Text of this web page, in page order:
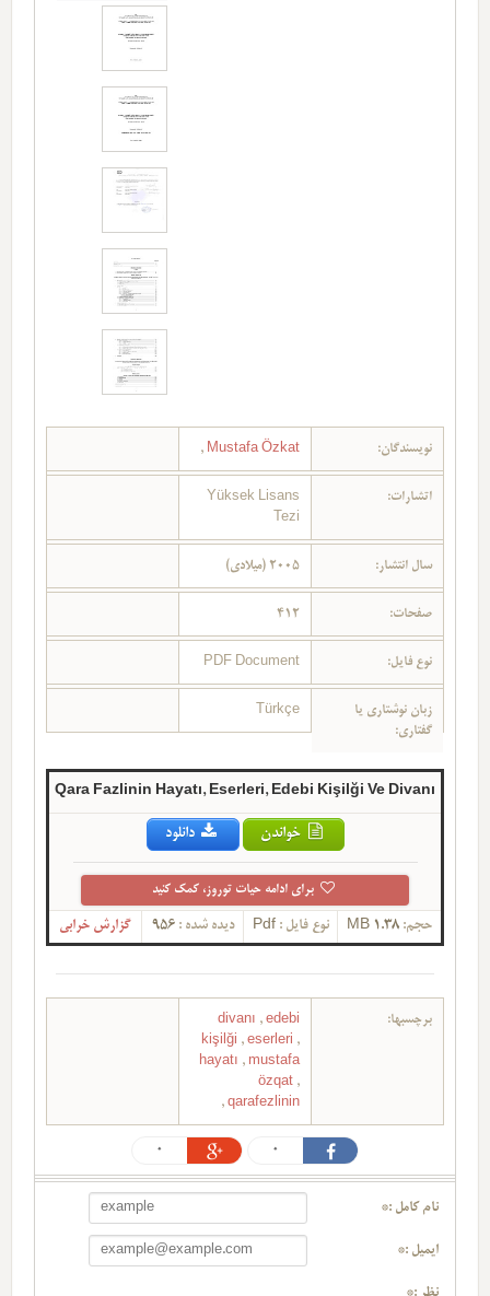
نویسندگان: Mustafa Özkat
,
اتشارات:
Yüksek Lisans
Tezi
سال انتشار: 2005 (میلادی)
صفحات: 412
نوع فایل: PDF Document
زبان نوشتاری یا
گفتاری:
Türkçe
Qara Fazlinin Hayatı, Eserleri, Edebi Kişilği Ve Divanı
خواندن دانلود
برای ادامه حیات توروز، کمک کنید
حجم: 1.38 MB نوع فایل :Pdf دیده شده :956 گزارش خرابی
برچسبها: divanı , edebi
kişilği , eserleri ,
hayatı , mustafa
özqat ,
qarafezlinin
,
0
0
نام کامل :*
ایمیل :*